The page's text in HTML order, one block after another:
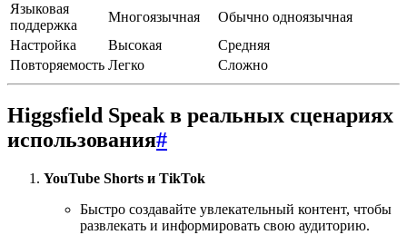
Языковая
поддержка
Многоязычная
Обычно одноязычная
Настройка
Высокая
Средняя
Повторяемость Легко Сложно
Higgsfield Speak в реальных сценариях
использования#
YouTube Shorts и TikTok
Быстро создавайте увлекательный контент, чтобы
развлекать и информировать свою аудиторию.